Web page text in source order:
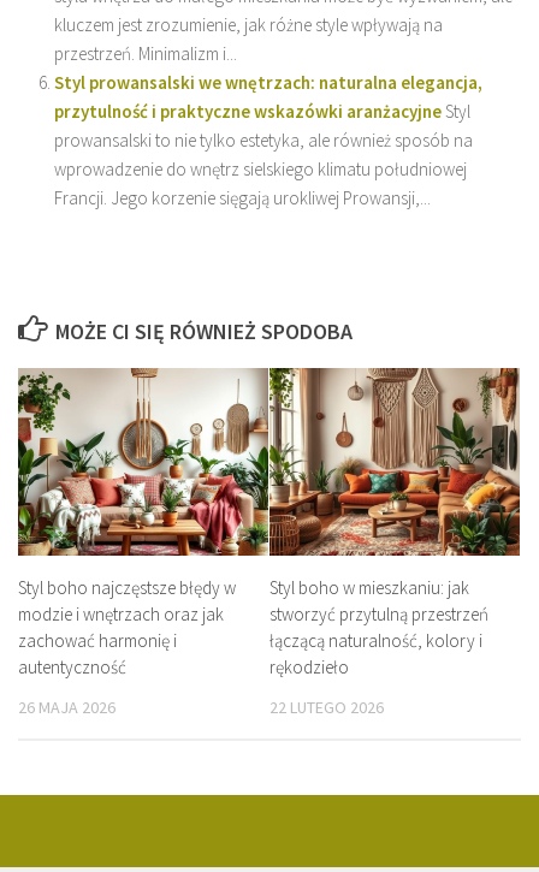
kluczem jest zrozumienie, jak różne style wpływają na
przestrzeń. Minimalizm i...
Styl prowansalski we wnętrzach: naturalna elegancja,
przytulność i praktyczne wskazówki aranżacyjneStyl
prowansalski to nie tylko estetyka, ale również sposób na
wprowadzenie do wnętrz sielskiego klimatu południowej
Francji. Jego korzenie sięgają urokliwej Prowansji,...
MOŻE CI SIĘ RÓWNIEŻ SPODOBA
Styl boho najczęstsze błędy w
modzie i wnętrzach oraz jak
zachować harmonię i
autentyczność
26 MAJA 2026
Styl boho w mieszkaniu: jak
stworzyć przytulną przestrzeń
łączącą naturalność, kolory i
rękodzieło
22 LUTEGO 2026